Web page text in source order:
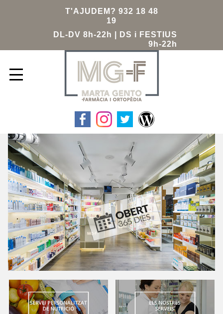
INICI
LA FARMÀCIA
TARGETA CLIENT
FARMÀCIES DE GUÀRDIA
SERVEIS
ENCÀRRECS
CONTACTAR
T'AJUDEM? 932 18 48
19
DL-DV 8 h-22 h | DS i FESTIUS
9 h-22 h